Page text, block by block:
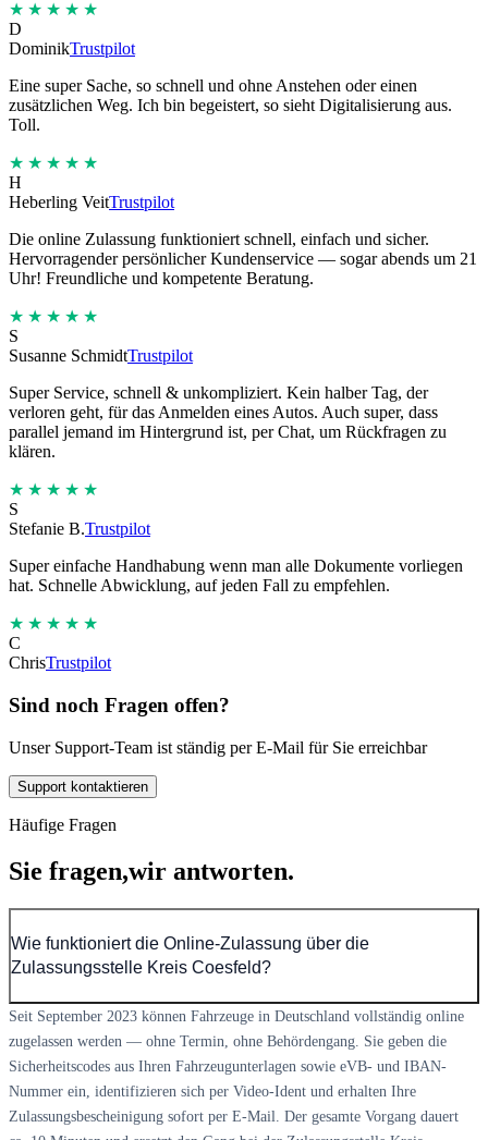
★★★★★
D
DominikTrustpilot
Eine super Sache, so schnell und ohne Anstehen oder einen
zusätzlichen Weg. Ich bin begeistert, so sieht Digitalisierung aus.
Toll.
★★★★★
H
Heberling VeitTrustpilot
Die online Zulassung funktioniert schnell, einfach und sicher.
Hervorragender persönlicher Kundenservice — sogar abends um 21
Uhr! Freundliche und kompetente Beratung.
★★★★★
S
Susanne SchmidtTrustpilot
Super Service, schnell & unkompliziert. Kein halber Tag, der
verloren geht, für das Anmelden eines Autos. Auch super, dass
parallel jemand im Hintergrund ist, per Chat, um Rückfragen zu
klären.
★★★★★
S
Stefanie B.Trustpilot
Super einfache Handhabung wenn man alle Dokumente vorliegen
hat. Schnelle Abwicklung, auf jeden Fall zu empfehlen.
★★★★★
C
ChrisTrustpilot
Sind noch Fragen offen?
Unser Support-Team ist ständig per E-Mail für Sie erreichbar
Support kontaktieren
Häufige Fragen
Sie fragen,wir antworten.
Wie funktioniert die Online-Zulassung über die
Zulassungsstelle Kreis Coesfeld?
Seit September 2023 können Fahrzeuge in Deutschland vollständig online
zugelassen werden — ohne Termin, ohne Behördengang. Sie geben die
Sicherheitscodes aus Ihren Fahrzeugunterlagen sowie eVB- und IBAN-
Nummer ein, identifizieren sich per Video-Ident und erhalten Ihre
Zulassungsbescheinigung sofort per E-Mail. Der gesamte Vorgang dauert